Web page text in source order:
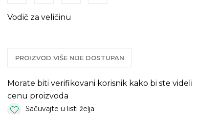
Vodič za veličinu
PROIZVOD VIŠE NIJE DOSTUPAN
Morate biti verifikovani korisnik kako bi ste videli
cenu proizvoda
Sačuvajte u listi želja